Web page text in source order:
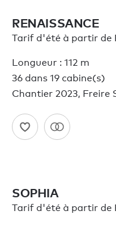
RENAISSANCE
Tarif d'été à partir de
Longueur : 112 m
36 dans 19 cabine(s)
Chantier 2023, Freire
SOPHIA
Tarif d'été à partir de